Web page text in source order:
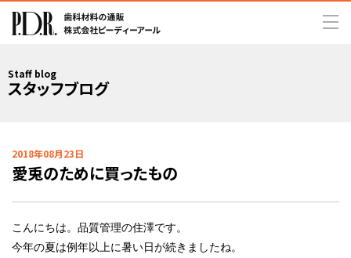
Staff blog
スタッフブログ
2018年08月23日
愛兎のために買ったもの
こんにちは。品質管理の住澤です。
今年の夏は例年以上に暑い日が続きましたね。